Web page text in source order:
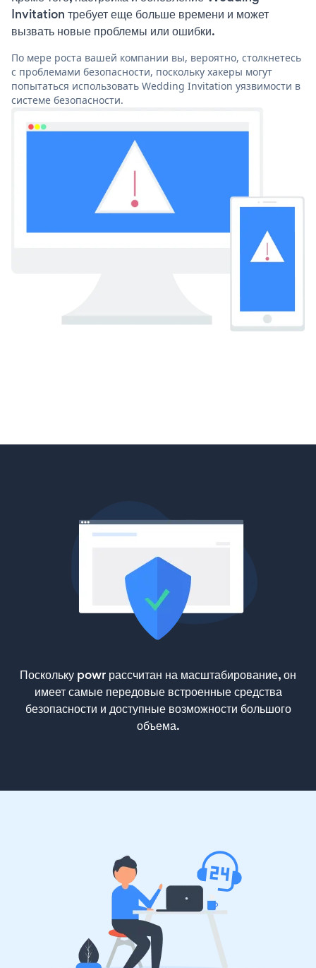
Invitation требует еще больше времени и может
вызвать новые проблемы или ошибки.
По мере роста вашей компании вы, вероятно, столкнетесь
с проблемами безопасности, поскольку хакеры могут
попытаться использовать Wedding Invitation уязвимости в
системе безопасности.
Поскольку powr рассчитан на масштабирование, он
имеет самые передовые встроенные средства
безопасности и доступные возможности большого
объема.